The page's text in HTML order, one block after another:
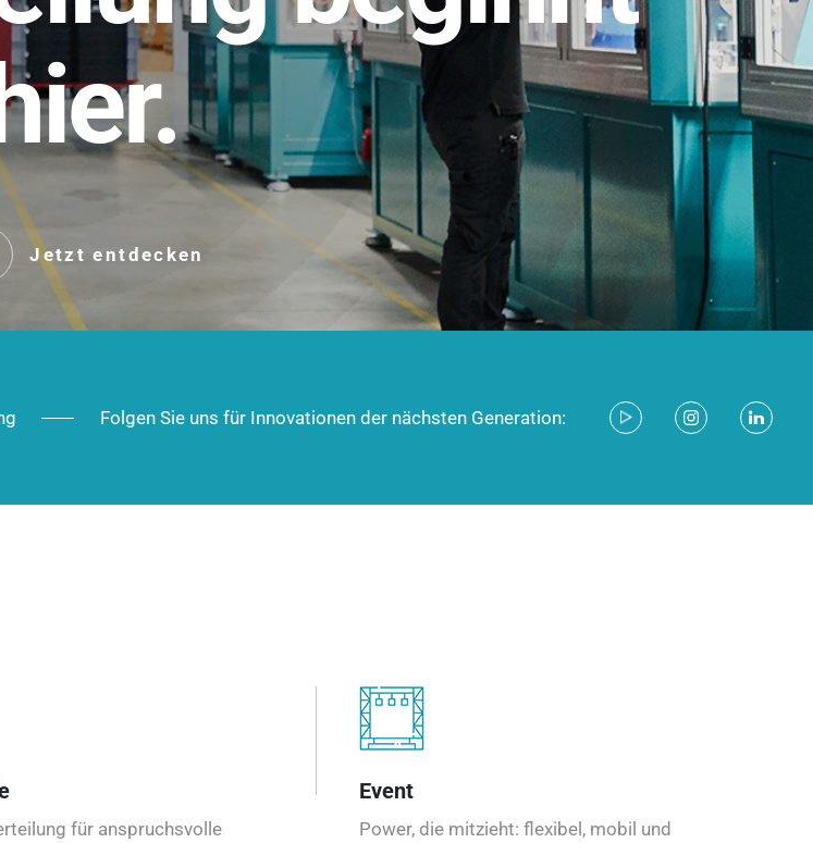
Jetzt entdecken
Das innovative Stecksystem für industrielle Anwendungen –
robust, IP-geschützt und zukunftsfähig.
Jetzt entdecken
Folgen Sie uns für Innovationen der nächsten Generation:
für anspruchsvolle
Event
Power, die mitzieht: flexibel, mobil und